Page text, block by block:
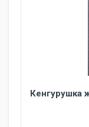
Кенгурушка